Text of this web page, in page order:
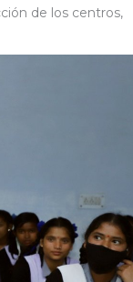
de los centros,